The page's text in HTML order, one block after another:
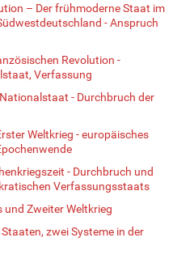
– Der frühmoderne Staat im
- Anspruch
Revolution -
Verfassung
- Durchbruch der
Weltkrieg - europäisches
- Durchbruch und
Verfassungsstaats
Zweiter Weltkrieg
Staaten, zwei Systeme in der